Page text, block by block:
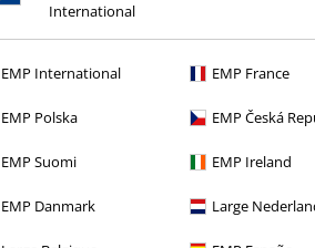
International
EMP International EMP France
EMP Polska EMP Česká
EMP Suomi EMP Ireland
EMP Danmark Large
Kantoorartikelen Keukenspullen